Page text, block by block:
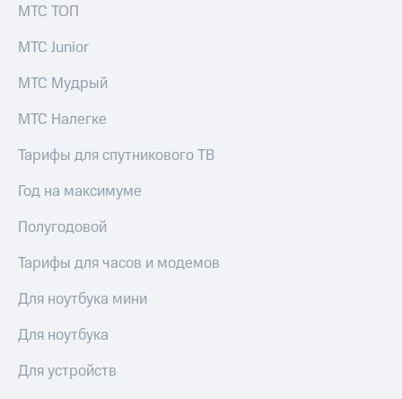
МТС ТОП
МТС Junior
МТС Мудрый
МТС Налегке
Тарифы для спутникового ТВ
Год на максимуме
Полугодовой
Тарифы для часов и модемов
Для ноутбука мини
Для ноутбука
Для устройств